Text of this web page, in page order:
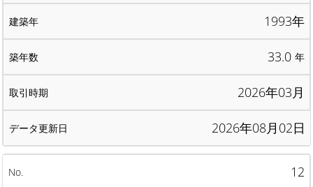
1993年
33.0 年
2026年03月
2026年08月02日
12